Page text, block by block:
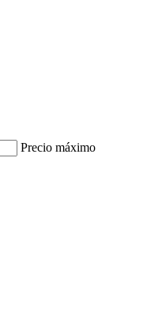
Precio máximo